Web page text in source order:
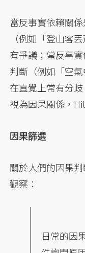
當反事實依賴關
（例如「登山客
有爭議；當反事
判斷（例如「空
在直覺上常有分
視為因果關係，
因果篩選
關於人們的因果
觀察：
日常的因